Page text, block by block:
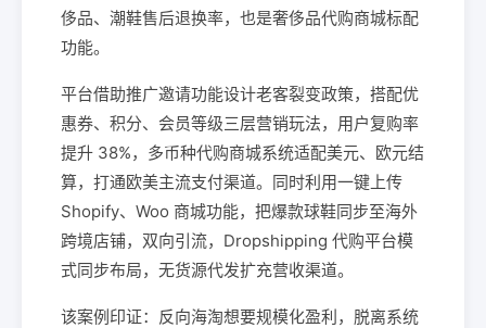
侈品、潮鞋售后退换率，也是奢侈品代购商城标配
功能。
平台借助推广邀请功能设计老客裂变政策，搭配优
惠券、积分、会员等级三层营销玩法，用户复购率
提升 38%，多币种代购商城系统适配美元、欧元结
算，打通欧美主流支付渠道。同时利用一键上传
Shopify、Woo 商城功能，把爆款球鞋同步至海外
跨境店铺，双向引流，Dropshipping 代购平台模
式同步布局，无货源代发扩充营收渠道。
该案例印证：反向海淘想要规模化盈利，脱离系统